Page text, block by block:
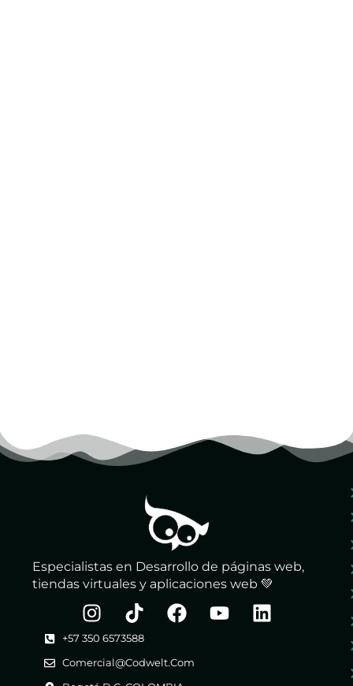
Especialistas en Desarrollo de páginas web,
tiendas virtuales y aplicaciones web 💚
+57 350 6573588
Comercial@codwelt.com